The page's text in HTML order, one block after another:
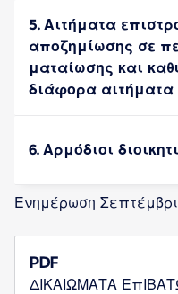
5. Αιτήματα
αποζημίωσης σε
ματαίωσης και
διάφορα αιτήματα
6. Αρμόδιοι
Ενημέρωση
PDF
ΔΙΚΑΙΩΜΑΤΑ